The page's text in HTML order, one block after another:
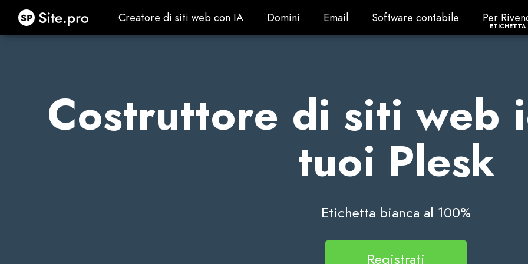
Site.pro Creatore di siti web con IA
Creatore di siti web con IA Domini
Domini Email
Email Software contabile
Software contabile Per
Per
ETICHETTA
Costruttore di siti web
tuoi Plesk
Etichetta bianca al 100%
Registrati